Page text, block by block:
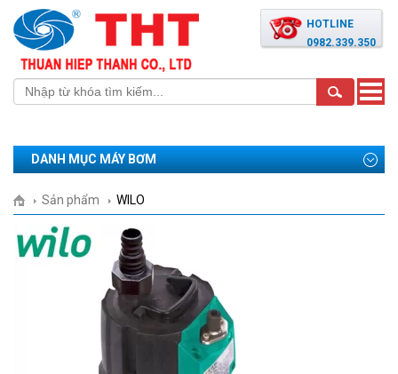
HOTLINE
0982.339.350
Toggle
DANH MỤC MÁY BƠM
Sản phẩm WILO